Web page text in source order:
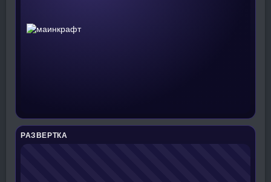
РАЗВЕРТКА